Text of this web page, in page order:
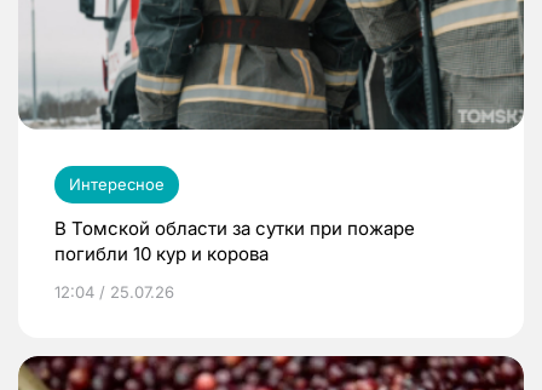
Интересное
В Томской области за сутки при пожаре
погибли 10 кур и корова
12:04 / 25.07.26